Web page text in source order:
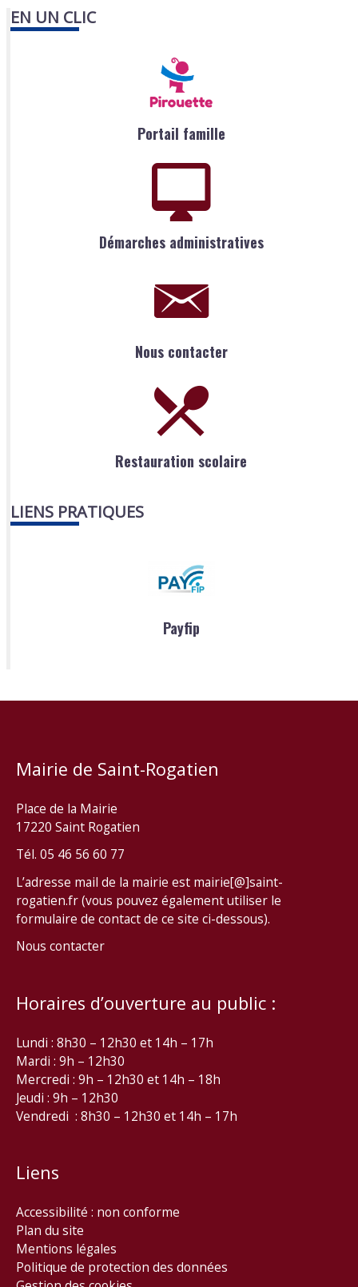
EN UN CLIC
Portail famille
Démarches administratives
Nous contacter
Restauration scolaire
LIENS PRATIQUES
Payfip
Mairie de Saint-Rogatien
Place de la Mairie
17220 Saint Rogatien
Tél. 05 46 56 60 77
L’adresse mail de la mairie est mairie[@]saint-
rogatien.fr (vous pouvez également utiliser le
formulaire de contact de ce site ci-dessous).
Nous contacter
Horaires d’ouverture au public :
Lundi : 8h30 – 12h30 et 14h – 17h
Mardi : 9h – 12h30
Mercredi : 9h – 12h30 et 14h – 18h
Jeudi : 9h – 12h30
Vendredi : 8h30 – 12h30 et 14h – 17h
Liens
Accessibilité : non conforme
Plan du site
Mentions légales
Politique de protection des données